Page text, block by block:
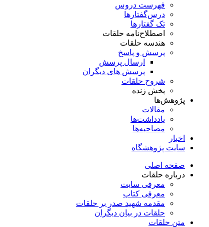
فهرست دروس
درس‌گفتار‌ها
تک گفتارها
اصطلاح‌نامه حلقات
هندسه حلقات
پرسش و پاسخ
ارسال پرسش
پرسش های دیگران
شروح حلقات
پخش زنده
پژوهش‌ها
مقالات
یادداشت‌ها
مصاحبه‌ها
اخبار
سایت پژوهشگاه
صفحه اصلی
درباره حلقات
معرفی سایت
معرفی کتاب
مقدمه شهید صدر بر حلقات
حلقات در بیان دیگران
متن حلقات